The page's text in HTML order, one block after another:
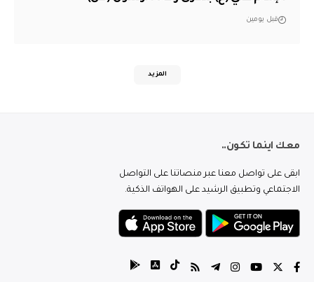
قبل يومين
المزيد
معك اينما تكون..
ابقى على تواصل معنا عبر منصاتنا على التواصل
الاجتماعي وتطبيق الرشيد على الهواتف الذكية.